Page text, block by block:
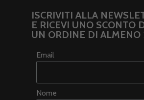
ISCRIVITI ALLA
E RICEVI UNO SCONTO
UN ORDINE DI
Email
Nome